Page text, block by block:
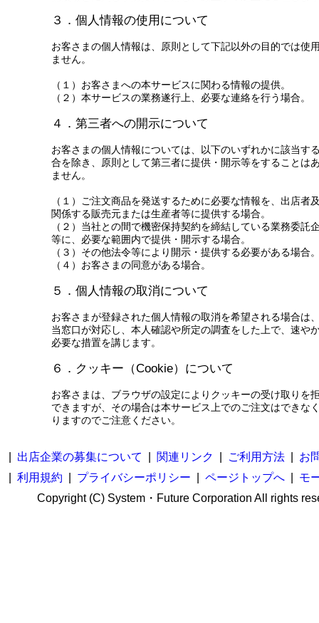
３．個人情報の使用について
お客さまの個人情報は、原則として下記以外の目的では使
ません。
（１）お客さまへの本サービスに関わる情報の提供。
（２）本サービスの業務遂行上、必要な連絡を行う場合。
４．第三者への開示について
お客さまの個人情報については、以下のいずれかに該当す
合を除き、原則として第三者に提供・開示等をすることは
ません。
（１）ご注文商品を発送するために必要な情報を、出店者
関係する販売元または生産者等に提供する場合。
（２）当社との間で機密保持契約を締結している業務委託
等に、必要な範囲内で提供・開示する場合。
（３）その他法令等により開示・提供する必要がある場合
（４）お客さまの同意がある場合。
５．個人情報の取消について
お客さまが登録された個人情報の取消を希望される場合は
当窓口が対応し、本人確認や所定の調査をした上で、速や
必要な措置を講じます。
６．クッキー（Cookie）について
お客さまは、ブラウザの設定によりクッキーの受け取りを
できますが、その場合は本サービス上でのご注文はできな
りますのでご注意ください。
出店企業の募集について 関連リンク ご利用方法
お
利用規約 プライバシーポリシー ページトップへ
モ
Copyright (C) System・Future Corporation All rights